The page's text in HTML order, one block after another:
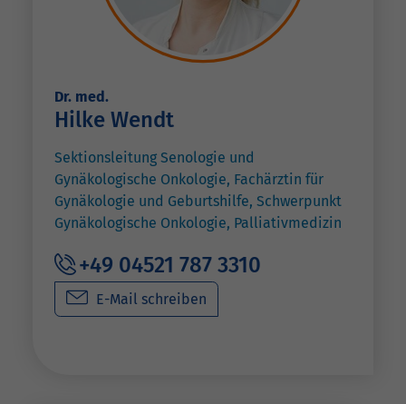
Dr. med.
Hilke Wendt
Sektionsleitung Senologie und
Gynäkologische Onkologie, Fachärztin für
Gynäkologie und Geburtshilfe, Schwerpunkt
Gynäkologische Onkologie, Palliativmedizin
+49 04521 787 3310
E-Mail schreiben